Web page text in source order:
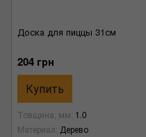
Доска для пиццы 31см
204 грн
Купить
Товщина, мм 1.0
Материал Дерево